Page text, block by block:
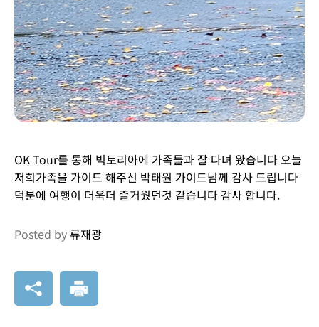
OK Tour를 통해 빅토리아에 가족들과 잘 다녀 왔습니다 오늘
저희가족을 가이드 해주신 박태원 가이드님께 감사 드립니다
덕분에 여행이 더욱더 즐거웠던것 같습니다 감사 합니다.
Posted by류재광